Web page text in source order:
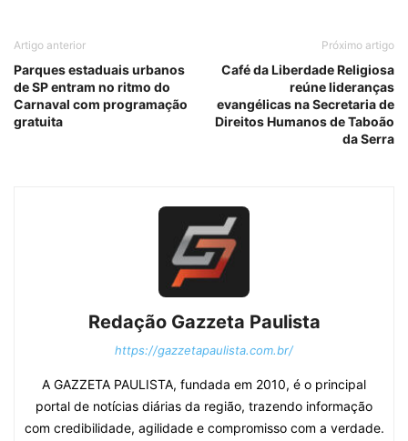
Artigo anterior
Parques estaduais urbanos
de SP entram no ritmo do
Carnaval com programação
gratuita
Próximo artigo
Café da Liberdade Religiosa
reúne lideranças
evangélicas na Secretaria de
Direitos Humanos de Taboão
da Serra
Redação Gazzeta Paulista
https://gazzetapaulista.com.br/
A GAZZETA PAULISTA, fundada em 2010, é o principal
portal de notícias diárias da região, trazendo informação
com credibilidade, agilidade e compromisso com a verdade.